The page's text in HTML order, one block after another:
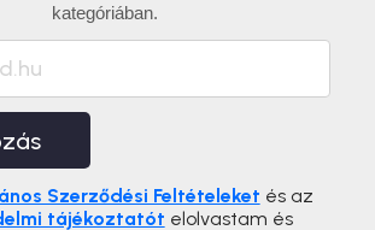
kategóriában.
Szerződési Feltételeket és az
tájékoztatót elolvastam és